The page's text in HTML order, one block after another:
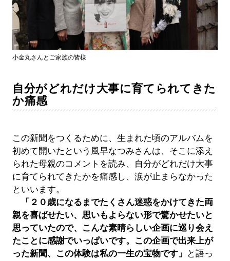
小金丸さんとご家族の皆様
自分がどれだけ大事に育てられてきた
か痛感
この新聞をつくるために、生まれた頃のアルバムを
初めて開いたという風早なつみさんは、そこに添え
られた母親のコメントを読み、自分がどれだけ大事
に育てられてきたかを痛感し、涙が止まらなかった
といいます。
「２０歳になるまでたくさん迷惑をかけてきた両
親を喜ばせたい、思いもよらない形で驚かせたいと
思っていたので、こんな素晴らしい企画に巡り会え
たことに感謝でいっぱいです。この企画で出来上が
った新聞、この体験は私の一生の宝物です」
と語っ